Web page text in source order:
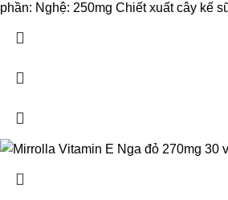
phần: Nghệ: 250mg Chiết xuất cây kế